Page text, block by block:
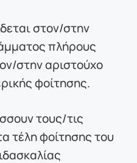
στον/στην
πλήρους
στην αριστούχο
φοίτησης.
τους/τις
τέλη φοίτησης του